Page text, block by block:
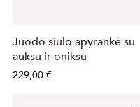
Juodo siūlo apyrankė su
auksu ir oniksu
229,00 €